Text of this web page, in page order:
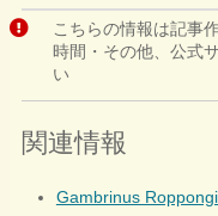
こちらの情報は記事
時間・その他、公式
い
関連情報
Gambrinus